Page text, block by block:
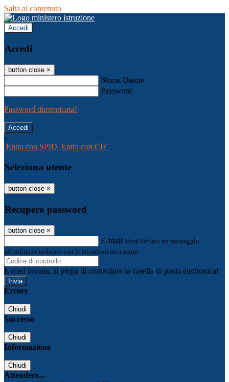
Salta al contenuto
Accedi
Accedi
button close ×
Nome Utente
Password
Password dimenticata?
-
Entra con SPID Entra con CIE
Seleziona utente
button close ×
Recupero password
button close ×
E-mail Verrà inviato un messaggio
all'indirizzo indicato con le istruzioni necessarie.
E-mail inviata, si prega di controllare la casella di posta elettronica!
Errore
Chiudi
Successo
Chiudi
Informazione
Chiudi
Attendere...